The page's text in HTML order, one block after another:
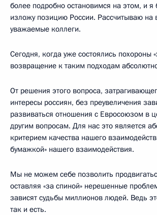
более подробно остановимся на этом, и я
изложу позицию России. Рассчитываю на
уважаемые коллеги.
Сегодня, когда уже состоялись похороны
возвращение к таким подходам
От решения этого вопроса,
интересы россиян, без преувеличения
развиваться отношения с Евросоюзом в
другим вопросам. Для нас это является
критерием качества нашего
бумажкой» нашего взаимодействия.
Мы не можем себе позволить
оставляя «за спиной» нерешенные
зависят судьбы миллионов людей. Ведь
так и есть.